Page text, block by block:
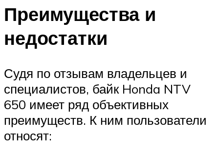
Преимущества и
недостатки
Судя по отзывам владельцев и
специалистов, байк Honda NTV
650 имеет ряд объективных
преимуществ. К ним пользователи
относят: